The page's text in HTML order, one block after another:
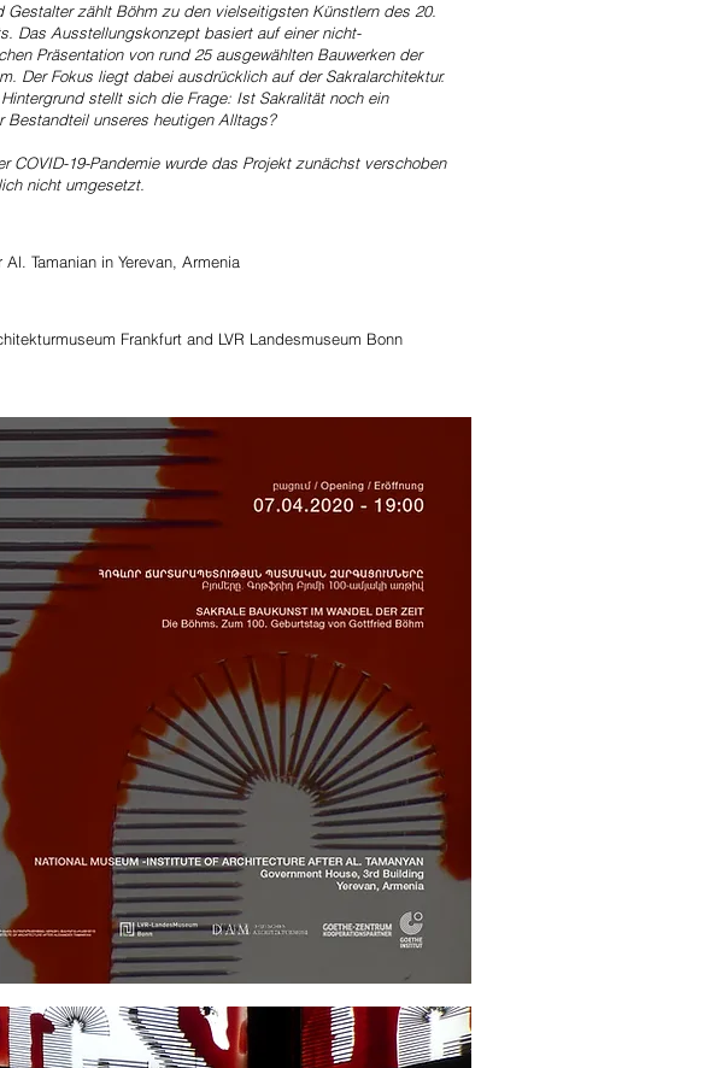
Gestalter zählt Böhm zu den vielseitigsten Künstlern des 20.
Das Ausstellungskonzept basiert auf einer nicht-
Präsentation von rund 25 ausgewählten Bauwerken der
Der Fokus liegt dabei ausdrücklich auf der Sakralarchitektur.
stellt sich die Frage: Ist Sakralität noch ein
Bestandteil unseres heutigen Alltags?
COVID-19-Pandemie wurde das Projekt zunächst verschoben
nicht umgesetzt.
Tamanian in Yerevan, Armenia
Frankfurt and LVR Landesmuseum Bonn